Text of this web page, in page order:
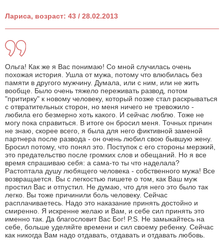
Лариса, возраст: 43 / 28.02.2013
Ольга! Как же я Вас понимаю! Со мной случилась очень
похожая история. Ушла от мужа, потому что влюбилась без
памяти в другого мужчину. Думала, или с ним, или не жить
вообще. Было очень тяжело переживать развод, потом
"притирку" к новому человеку, который позже стал раскрываться
с отвратительных сторон, но меня ничего не тревожило -
любила его безмерно хоть какого. И сейчас люблю. Тоже не
могу пока справиться. В итоге он бросил меня. Точных причин
не знаю, скорее всего, я была для него фиктивной заменой
партнера после развода - он очень любил свою бывшую жену.
Бросил потому, что понял это. Поступок с его стороны мерзкий,
это предательство после громких слов и обещаний. Но я все
время спрашиваю себя: а сама-то ты что наделала?
Растоптала душу любящего человека - собственного мужа! Все
возвращается. Вы с легкостью пишете о том, как Ваш муж
простил Вас и отпустил. Не думаю, что для него это было так
легко. Вы тоже причинили боль человеку. Сейчас
расплачиваетесь. Надо это наказание принять достойно и
смиренно. Я искренне желаю и Вам, и себе сил принять это
именно так. Да благословит Вас Бог! P.S. Не замыкайтесь на
себе, больше уделяйте времени и сил своему ребенку. Сейчас
как никогда Вам надо отдавать, отдавать и отдавать любовь.